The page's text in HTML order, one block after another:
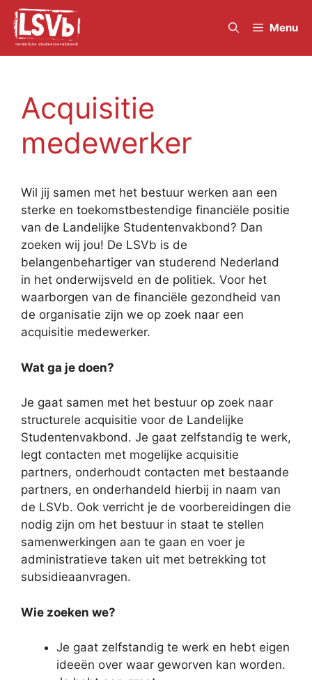
Skip
content
Menu
Acquisitie
medewerker
Wil jij samen met het bestuur werken aan een
sterke en toekomstbestendige financiële positie
van de Landelijke Studentenvakbond? Dan
zoeken wij jou! De LSVb is de
belangenbehartiger van studerend Nederland
in het onderwijsveld en de politiek. Voor het
waarborgen van de financiële gezondheid van
de organisatie zijn we op zoek naar een
acquisitie medewerker.
Wat ga je doen?
Je gaat samen met het bestuur op zoek naar
structurele acquisitie voor de Landelijke
Studentenvakbond. Je gaat zelfstandig te werk,
legt contacten met mogelijke acquisitie
partners, onderhoudt contacten met bestaande
partners, en onderhandeld hierbij in naam van
de LSVb. Ook verricht je de voorbereidingen die
nodig zijn om het bestuur in staat te stellen
samenwerkingen aan te gaan en voer je
administratieve taken uit met betrekking tot
subsidieaanvragen.
Wie zoeken we?
Je gaat zelfstandig te werk en hebt eigen
ideeën over waar geworven kan worden.